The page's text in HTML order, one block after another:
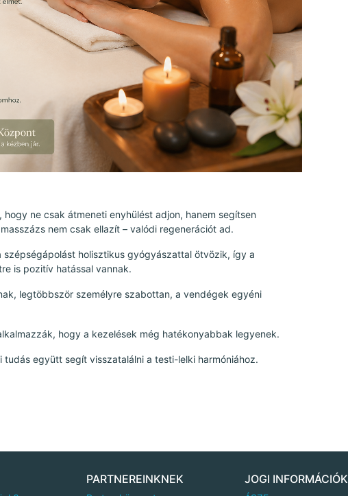
ne csak átmeneti enyhülést adjon, hanem segítsen
nem csak ellazít – valódi regenerációt ad.
szépségápolást holisztikus gyógyászattal ötvözik, így a
is pozitív hatással vannak.
legtöbbször személyre szabottan, a vendégek egyéni
hogy a kezelések még hatékonyabbak legyenek.
együtt segít visszatalálni a testi-lelki harmóniához.
PARTNEREINKNEK JOGI INFORMÁCIÓK